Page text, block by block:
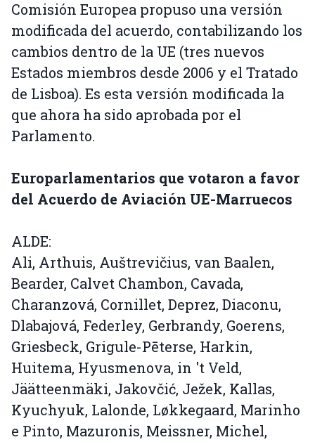
Comisión Europea propuso una versión
modificada del acuerdo, contabilizando los
cambios dentro de la UE (tres nuevos
Estados miembros desde 2006 y el Tratado
de Lisboa). Es esta versión modificada la
que ahora ha sido aprobada por el
Parlamento.
Europarlamentarios que votaron a favor
del Acuerdo de Aviación UE-Marruecos
ALDE:
Ali, Arthuis, Auštrevičius, van Baalen,
Bearder, Calvet Chambon, Cavada,
Charanzová, Cornillet, Deprez, Diaconu,
Dlabajová, Federley, Gerbrandy, Goerens,
Griesbeck, Grigule-Pēterse, Harkin,
Huitema, Hyusmenova, in 't Veld,
Jäätteenmäki, Jakovčić, Ježek, Kallas,
Kyuchyuk, Lalonde, Løkkegaard, Marinho
e Pinto, Mazuronis, Meissner, Michel,